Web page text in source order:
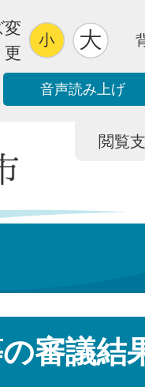
変
更
音声読み上げ
閲覧
審議結